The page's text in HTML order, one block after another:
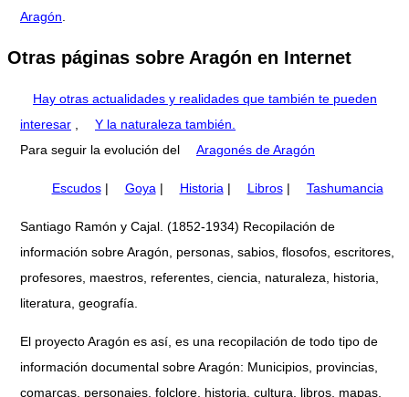
Aragón.
Otras páginas sobre Aragón en Internet
Hay otras actualidades y realidades que también te pueden
interesar
Y la naturaleza también.
Para seguir la evolución del
Aragonés de Aragón
Escudos| Goya | Historia | Libros| Tashumancia
Santiago Ramón y Cajal. (1852-1934) Recopilación de
información sobre Aragón, personas, sabios, flosofos, escritores,
profesores, maestros, referentes, ciencia, naturaleza, historia,
literatura, geografía.
El proyecto Aragón es así, es una recopilación de todo tipo de
información documental sobre Aragón: Municipios, provincias,
comarcas, personajes, folclore, historia, cultura, libros, mapas,